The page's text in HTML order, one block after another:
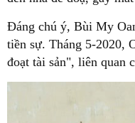
Đáng chú ý, Bùi My
tiền sự. Tháng 5-2020,
đoạt tài sản", liên quan